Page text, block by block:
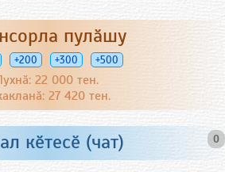
пулӑшу
+200 +300 +500
22 000 тен.
27 420 тен.
0
кӗтесӗ (чат)